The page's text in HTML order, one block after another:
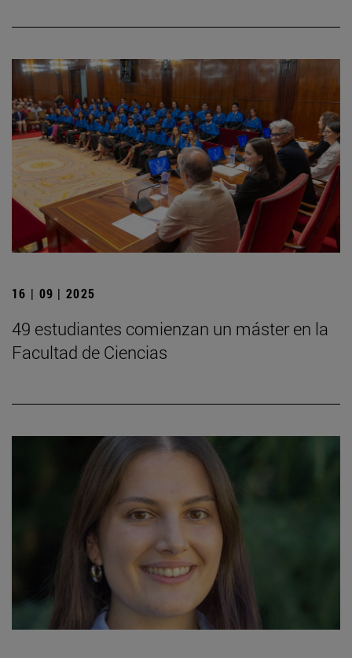
16 | 09 | 2025
49 estudiantes comienzan un máster en la
Facultad de Ciencias